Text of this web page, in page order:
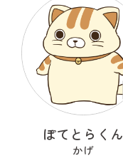
ぽてとらくん
かげ